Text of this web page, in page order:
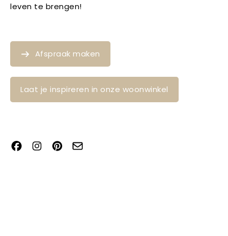
leven te brengen!
Afspraak maken
Laat je inspireren in onze woonwinkel